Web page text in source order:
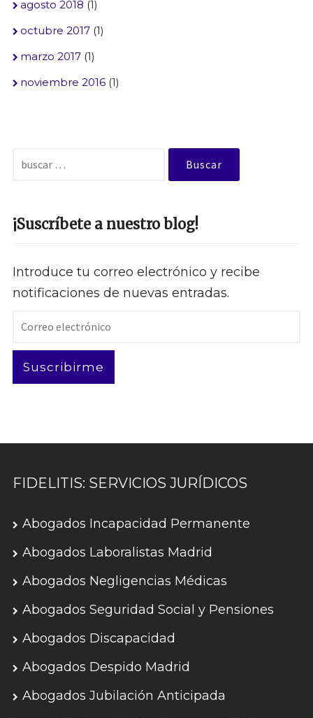
agosto 2018 (1)
octubre 2017(1)
marzo 2017(1)
noviembre 2016(1)
¡Suscríbete a nuestro blog!
Introduce tu correo electrónico y recibe
notificaciones de nuevas entradas.
Correo
Suscribirme
FIDELITIS: SERVICIOS JURÍDICOS
Abogados Incapacidad Permanente
Abogados Laboralistas Madrid
Abogados Negligencias Médicas
Abogados Seguridad Social y Pensiones
Abogados Discapacidad
Abogados Despido Madrid
Abogados Jubilación Anticipada